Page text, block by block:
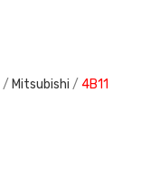
Mitsubishi 4B11